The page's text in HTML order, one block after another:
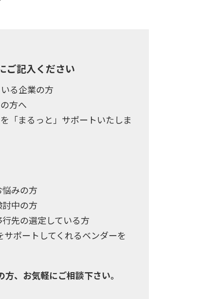
ご記入ください
る企業の方
方へ
「まるっと」サポートいたしま
みの方
中の方
先の選定している方
ポートしてくれるベンダーを
、お気軽にご相談下さい。